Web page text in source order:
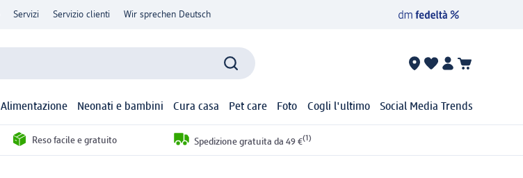
Servizi Servizio clienti Wir sprechen Deutsch
Alimentazione Neonati e bambini Cura casa Pet care Foto Cogli l'ultimo Social Media Trends
Reso facile e gratuito Spedizione gratuita da 49 €(1)